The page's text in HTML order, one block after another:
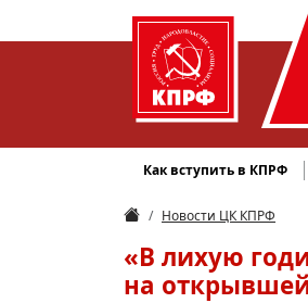
Как вступить в КПРФ
Новости ЦК КПРФ
«В лихую
на